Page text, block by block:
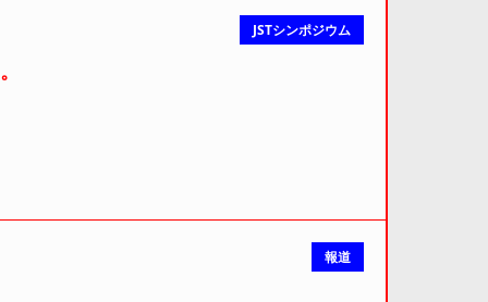
JSTシンポジウム
報道